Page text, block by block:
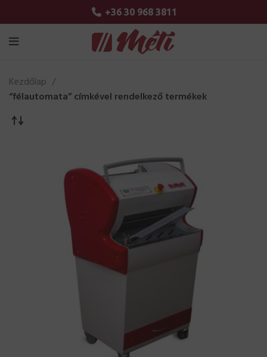
+36 30 968 3811
Kezdőlap
“félautomata” címkével rendelkező termékek